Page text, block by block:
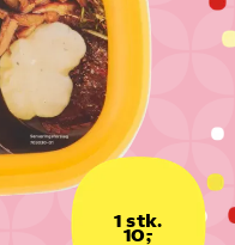
1 stk.
10,-